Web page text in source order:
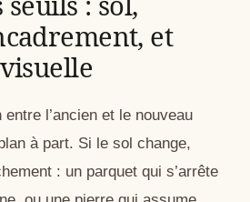
et
l’ancien et le nouveau
à part. Si le sol change,
: un parquet qui s’arrête